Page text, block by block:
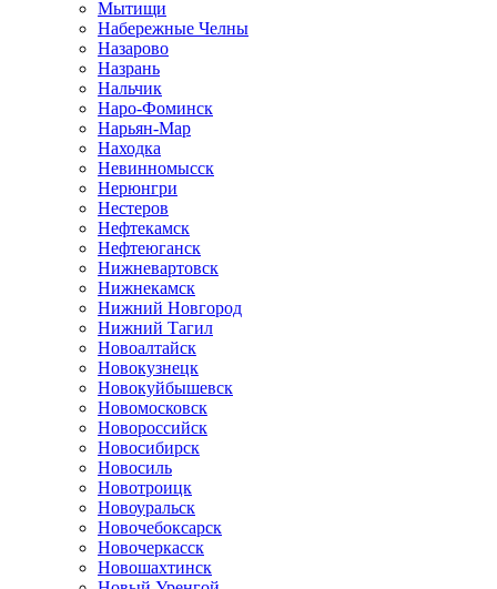
Мытищи
Набережные Челны
Назарово
Назрань
Нальчик
Наро-Фоминск
Нарьян-Мар
Находка
Невинномысск
Нерюнгри
Нестеров
Нефтекамск
Нефтеюганск
Нижневартовск
Нижнекамск
Нижний Новгород
Нижний Тагил
Новоалтайск
Новокузнецк
Новокуйбышевск
Новомосковск
Новороссийск
Новосибирск
Новосиль
Новотроицк
Новоуральск
Новочебоксарск
Новочеркасск
Новошахтинск